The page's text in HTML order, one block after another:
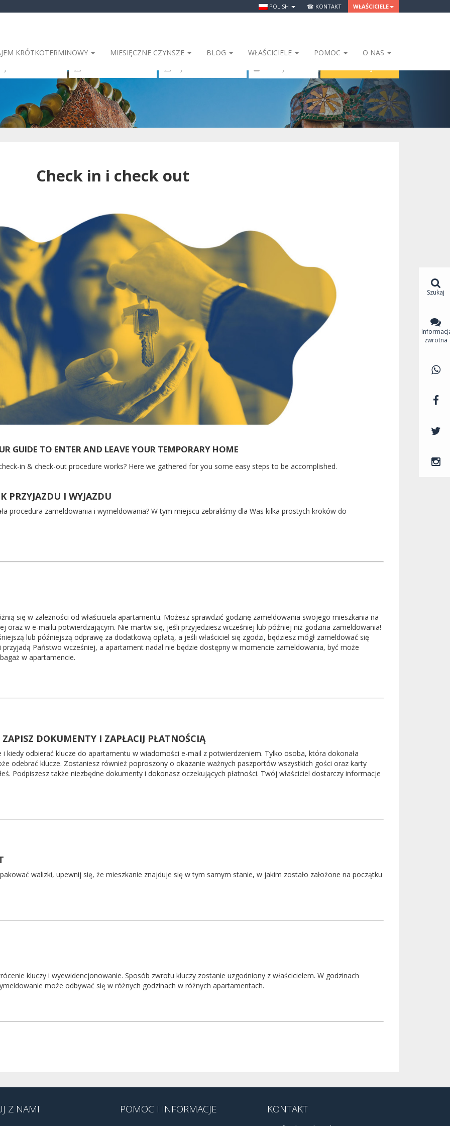
POLISH ☎ KONTAKT WŁAŚCICIELE
KRÓTKOTERMINOWY MIESIĘCZNE CZYNSZE BLOG WŁAŚCICIELE POMOC O NAS
Check in i check out
GUIDE TO ENTER AND LEAVE YOUR TEMPORARY HOME
in & check-out procedure works? Here we gathered for you some easy steps to be accomplished.
PRZYJAZDU I WYJAZDU
procedura zameldowania i wymeldowania? W tym miejscu zebraliśmy dla Was kilka prostych kroków do
się w zależności od właściciela apartamentu. Możesz sprawdzić godzinę zameldowania swojego mieszkania na
oraz w e-mailu potwierdzającym. Nie martw się, jeśli przyjedziesz wcześniej lub później niż godzina zameldowania!
lub późniejszą odprawę za dodatkową opłatą, a jeśli właściciel się zgodzi, będziesz mógł zameldować się
przyjadą Państwo wcześniej, a apartament nadal nie będzie dostępny w momencie zameldowania, być może
w apartamencie.
DOKUMENTY I ZAPŁACIJ PŁATNOŚCIĄ
kiedy odbierać klucze do apartamentu w wiadomości e-mail z potwierdzeniem. Tylko osoba, która dokonała
odebrać klucze. Zostaniesz również poproszony o okazanie ważnych paszportów wszystkich gości oraz karty
Podpiszesz także niezbędne dokumenty i dokonasz oczekujących płatności. Twój właściciel dostarczy informacje
walizki, upewnij się, że mieszkanie znajduje się w tym samym stanie, w jakim zostało założone na początku
kluczy i wyewidencjonowanie. Sposób zwrotu kluczy zostanie uzgodniony z właścicielem. W godzinach
może odbywać się w różnych godzinach w różnych apartamentach.
Z NAMI POMOC I INFORMACJE KONTAKT
Szukaj
zwrotna